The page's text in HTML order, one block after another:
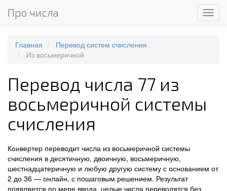
Меню
Про числа
Главная
Перевод систем счисления
Из восьмеричной
Перевод числа 77 из
восьмеричной системы
счисления
Конвертер переводит числа из восьмеричной системы
счисления в десятичную, двоичную, восьмеричную,
шестнадцатеричную и любую другую систему с основанием от
2 до 36 — онлайн, с пошаговым решением. Результат
появляется по мере ввода, целые числа переводятся без